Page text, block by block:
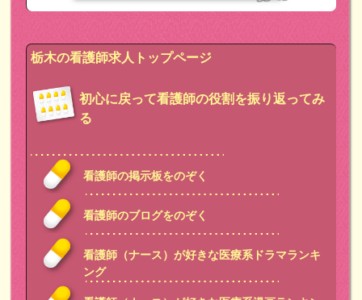
栃木の看護師求人トップページ
初心に戻って看護師の役割を振り返ってみ
る
看護師の掲示板をのぞく
看護師のブログをのぞく
看護師（ナース）が好きな医療系ドラマランキ
ング